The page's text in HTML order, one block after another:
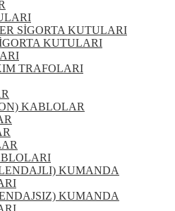
SİGORTA KUTULARI
KUTULARI
TRAFOLARI
KABLOLAR
KUMANDA
KUMANDA